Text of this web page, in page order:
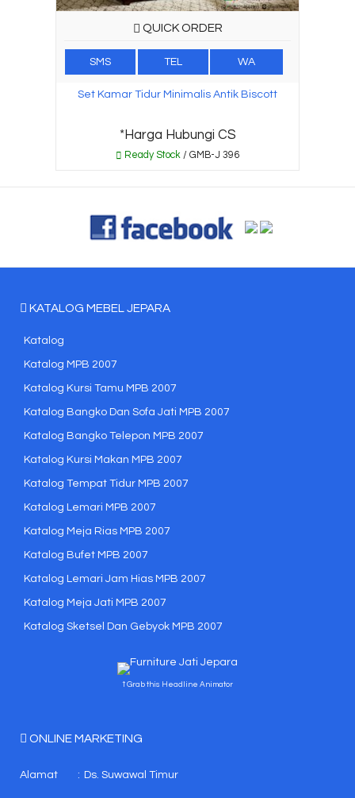
QUICK ORDER
SMS TEL WA
Set Kamar Tidur Minimalis Antik Biscott
*Harga Hubungi CS
Ready Stock / GMB-J 396
KATALOG MEBEL JEPARA
Katalog
Katalog MPB 2007
Katalog Kursi Tamu MPB 2007
Katalog Bangko Dan Sofa Jati MPB 2007
Katalog Bangko Telepon MPB 2007
Katalog Kursi Makan MPB 2007
Katalog Tempat Tidur MPB 2007
Katalog Lemari MPB 2007
Katalog Meja Rias MPB 2007
Katalog Bufet MPB 2007
Katalog Lemari Jam Hias MPB 2007
Katalog Meja Jati MPB 2007
Katalog Sketsel Dan Gebyok MPB 2007
↑ Grab this Headline Animator
ONLINE MARKETING
Alamat : Ds. Suwawal Timur